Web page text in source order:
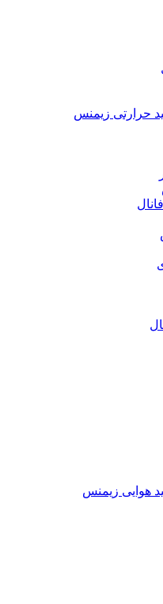
حرارتی زیمنس
هوایی زیمنس